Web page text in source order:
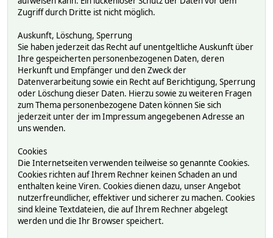
Zugriff durch Dritte ist nicht möglich.
Auskunft, Löschung, Sperrung
Sie haben jederzeit das Recht auf unentgeltliche Auskunft über
Ihre gespeicherten personenbezogenen Daten, deren
Herkunft und Empfänger und den Zweck der
Datenverarbeitung sowie ein Recht auf Berichtigung, Sperrung
oder Löschung dieser Daten. Hierzu sowie zu weiteren Fragen
zum Thema personenbezogene Daten können Sie sich
jederzeit unter der im Impressum angegebenen Adresse an
uns wenden.
Cookies
Die Internetseiten verwenden teilweise so genannte Cookies.
Cookies richten auf Ihrem Rechner keinen Schaden an und
enthalten keine Viren. Cookies dienen dazu, unser Angebot
nutzerfreundlicher, effektiver und sicherer zu machen. Cookies
sind kleine Textdateien, die auf Ihrem Rechner abgelegt
werden und die Ihr Browser speichert.